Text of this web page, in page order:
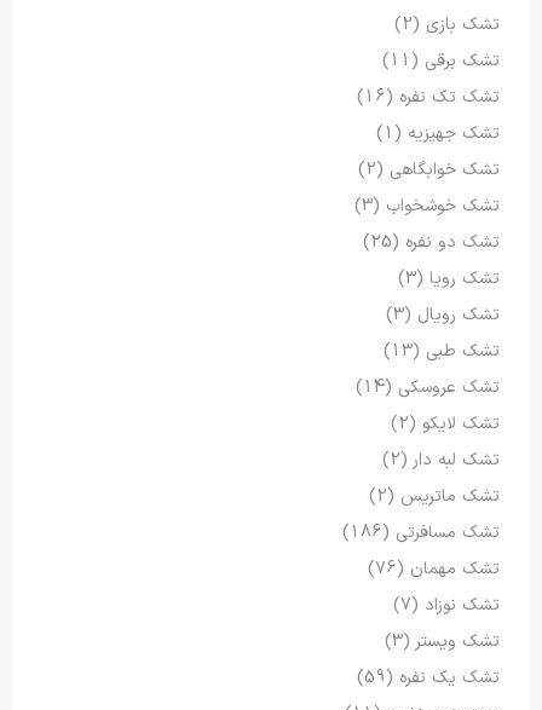
تشک بازی (2)
تشک برقی (11)
تشک تک نفره (16)
تشک جهیزیه (1)
تشک خوابگاهی (2)
تشک خوشخواب (3)
تشک دو نفره (25)
تشک رویا (3)
تشک رویال (3)
تشک طبی (13)
تشک عروسکی (14)
تشک لایکو (2)
تشک لبه دار (2)
تشک ماتریس (2)
تشک مسافرتی (186)
تشک مهمان (76)
تشک نوزاد (7)
تشک ویستر (3)
تشک یک نفره (59)